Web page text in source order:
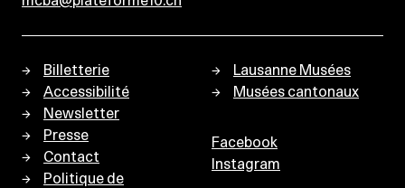
Billetterie
Accessibilité
Newsletter
Presse
Contact
Politique de
Lausanne Musées
Musées cantonaux
Facebook
Instagram